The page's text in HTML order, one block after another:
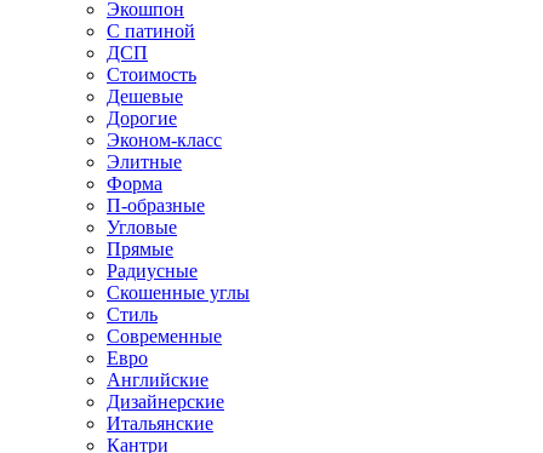
Экошпон
С патиной
ДСП
Стоимость
Дешевые
Дорогие
Эконом-класс
Элитные
Форма
П-образные
Угловые
Прямые
Радиусные
Скошенные углы
Стиль
Современные
Евро
Английские
Дизайнерские
Итальянские
Кантри